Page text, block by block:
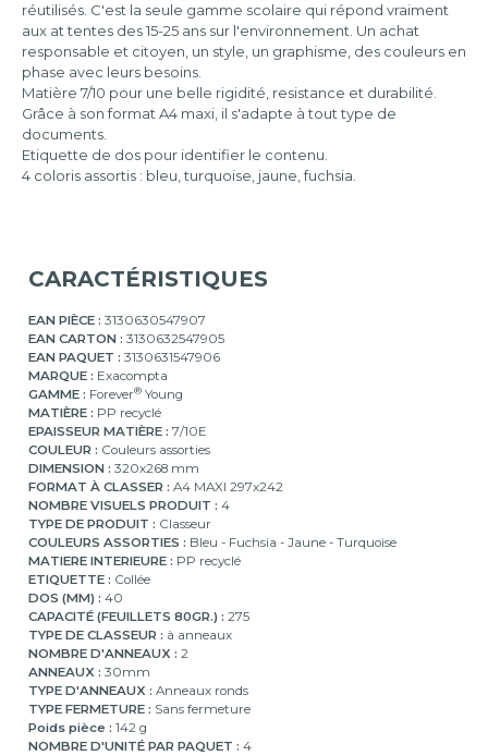
réutilisés. C'est la seule gamme scolaire qui répond vraiment
aux at tentes des 15-25 ans sur l'environnement. Un achat
responsable et citoyen, un style, un graphisme, des couleurs en
phase avec leurs besoins.
Matière 7/10 pour une belle rigidité, resistance et durabilité.
Grâce à son format A4 maxi, il s'adapte à tout type de
documents.
Etiquette de dos pour identifier le contenu.
4 coloris assortis : bleu, turquoise, jaune, fuchsia.
CARACTÉRISTIQUES
EAN PIÈCE : 3130630547907
EAN CARTON : 3130632547905
EAN PAQUET : 3130631547906
MARQUE : Exacompta
GAMME : Forever®Young
MATIÈRE : PP recyclé
EPAISSEUR MATIÈRE : 7/10E
COULEUR : Couleurs assorties
DIMENSION : 320x268 mm
FORMAT À CLASSER : A4 MAXI 297x242
NOMBRE VISUELS PRODUIT : 4
TYPE DE PRODUIT : Classeur
COULEURS ASSORTIES : Bleu - Fuchsia - Jaune - Turquoise
MATIERE INTERIEURE : PP recyclé
ETIQUETTE : Collée
DOS (MM) : 40
CAPACITÉ (FEUILLETS 80GR.) : 275
TYPE DE CLASSEUR : à anneaux
NOMBRE D'ANNEAUX : 2
ANNEAUX : 30mm
TYPE D'ANNEAUX : Anneaux ronds
TYPE FERMETURE : Sans fermeture
Poids pièce : 142 g
NOMBRE D'UNITÉ PAR PAQUET : 4